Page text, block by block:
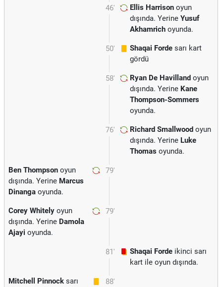
46' Ellis Harrison oyun
dışında. Yerine Yusuf
Akhamrich oyunda.
50' Shaqai Forde sarı kart
gördü
58' Ryan De Havilland oyun
dışında. Yerine Kane
Thompson-Sommers
oyunda.
76' Richard Smallwood oyun
dışında. Yerine Luke
Thomas oyunda.
79'
Ben Thompson oyun
dışında. Yerine Marcus
Dinanga oyunda.
79'
Corey Whitely oyun
dışında. Yerine Damola
Ajayi oyunda.
81' Shaqai Forde ikinci sarı
kart ile oyun dışında.
88'
Mitchell Pinnock sarı